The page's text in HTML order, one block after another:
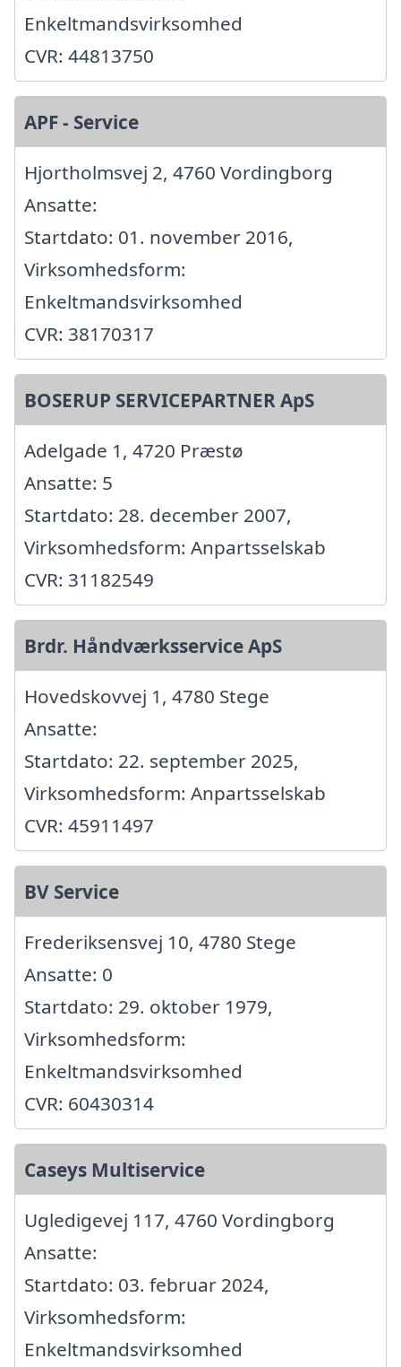
Enkeltmandsvirksomhed
CVR: 44813750
APF - Service
Hjortholmsvej 2, 4760 Vordingborg
Ansatte:
Startdato: 01. november 2016,
Virksomhedsform:
Enkeltmandsvirksomhed
CVR: 38170317
BOSERUP SERVICEPARTNER ApS
Adelgade 1, 4720 Præstø
Ansatte: 5
Startdato: 28. december 2007,
Virksomhedsform: Anpartsselskab
CVR: 31182549
Brdr. Håndværksservice ApS
Hovedskovvej 1, 4780 Stege
Ansatte:
Startdato: 22. september 2025,
Virksomhedsform: Anpartsselskab
CVR: 45911497
BV Service
Frederiksensvej 10, 4780 Stege
Ansatte: 0
Startdato: 29. oktober 1979,
Virksomhedsform:
Enkeltmandsvirksomhed
CVR: 60430314
Caseys Multiservice
Ugledigevej 117, 4760 Vordingborg
Ansatte:
Startdato: 03. februar 2024,
Virksomhedsform:
Enkeltmandsvirksomhed